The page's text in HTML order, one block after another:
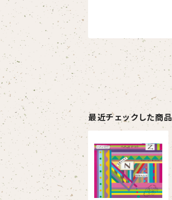
最近チェックした商品